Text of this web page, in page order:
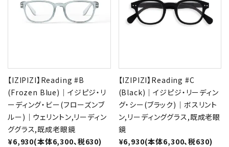
【IZIPIZI】Reading #B
(Frozen Blue)｜イジピジ・リ
ーディング・ビー(フローズンブ
ルー)｜ウェリントン,リーディン
ググラス,既成老眼鏡
¥6,930(本体6,300、税630)
【IZIPIZI】Reading #C
(Black)｜イジピジ・リーディン
グ・シー(ブラック)｜ボスリント
ン,リーディンググラス,既成老眼
鏡
¥6,930(本体6,300、税630)